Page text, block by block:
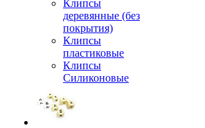
Клипсы
деревянные (без
покрытия)
Клипсы
пластиковые
Клипсы
Силиконовые